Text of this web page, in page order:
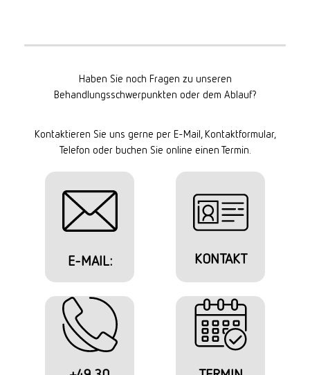
Haben Sie noch Fragen zu unseren
Behandlungsschwerpunkten oder dem Ablauf?
Kontaktieren Sie uns gerne per E-Mail, Kontaktformular,
Telefon oder buchen Sie online einen Termin.
E-MAIL: KONTAKT